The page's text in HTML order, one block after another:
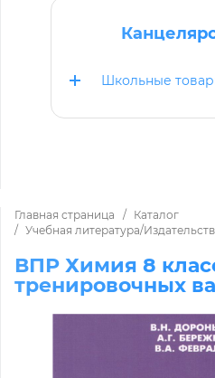
Школьные
Главная страница
Каталог
Учебная литература/
ВПР Химия 8
тренировочных